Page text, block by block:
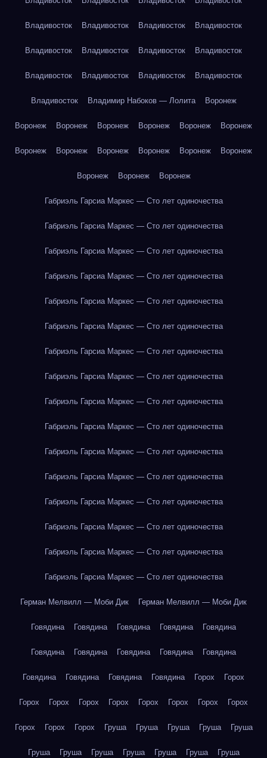
Владивосток Владивосток Владивосток Владивосток
Владивосток Владивосток Владивосток Владивосток
Владивосток Владивосток Владивосток Владивосток
Владивосток Владимир Набоков — Лолита Воронеж
Воронеж Воронеж Воронеж Воронеж Воронеж Воронеж
Воронеж Воронеж Воронеж Воронеж Воронеж Воронеж
Воронеж Воронеж Воронеж
Габриэль Гарсиа Маркес — Сто лет одиночества
Габриэль Гарсиа Маркес — Сто лет одиночества
Габриэль Гарсиа Маркес — Сто лет одиночества
Габриэль Гарсиа Маркес — Сто лет одиночества
Габриэль Гарсиа Маркес — Сто лет одиночества
Габриэль Гарсиа Маркес — Сто лет одиночества
Габриэль Гарсиа Маркес — Сто лет одиночества
Габриэль Гарсиа Маркес — Сто лет одиночества
Габриэль Гарсиа Маркес — Сто лет одиночества
Габриэль Гарсиа Маркес — Сто лет одиночества
Габриэль Гарсиа Маркес — Сто лет одиночества
Габриэль Гарсиа Маркес — Сто лет одиночества
Габриэль Гарсиа Маркес — Сто лет одиночества
Габриэль Гарсиа Маркес — Сто лет одиночества
Габриэль Гарсиа Маркес — Сто лет одиночества
Габриэль Гарсиа Маркес — Сто лет одиночества
Герман Мелвилл — Моби Дик Герман Мелвилл — Моби Дик
Говядина Говядина Говядина Говядина Говядина
Говядина Говядина Говядина Говядина Говядина
Говядина Говядина Говядина Говядина Горох Горох
Горох Горох Горох Горох Горох Горох Горох Горох
Горох Горох Горох Груша Груша Груша Груша Груша
Груша Груша Груша Груша Груша Груша Груша